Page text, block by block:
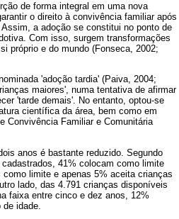
de forma integral em uma nova
o direito à convivência familiar após
a adoção se constitui no ponto de
Com isso, surgem transformações
próprio e do mundo (Fonseca, 2002;
'adoção tardia' (Paiva, 2004;
maiores', numa tentativa de afirmar
'tarde demais'. No entanto, optou-se
científica da área, bem como em
Convivência Familiar e Comunitária
anos é bastante reduzido. Segundo
41% colocam como limite
limite e apenas 5% aceita crianças
lado, das 4.791 crianças disponíveis
faixa entre cinco e dez anos, 12%
idade.